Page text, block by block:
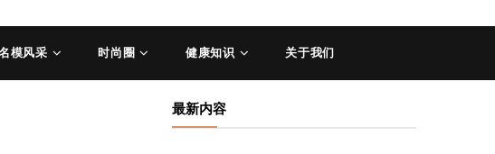
模风采 时尚圈 健康知识 关于我们
最新内容